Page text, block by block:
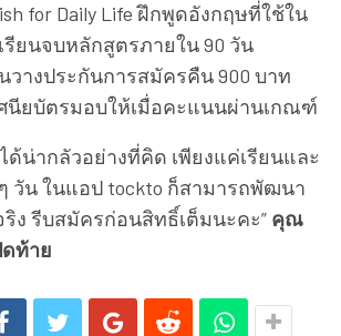
for Daily Life ฝึกพูดอังกฤษที่ใช้ใน
รียนจบหลักสูตรภายใน 90 วัน
วางประกันการสมัครคืน 900 บาท
นียบัตรมอบให้เมื่อคะแนนผ่านเกณฑ์
ด้น่ากลัวอย่างที่คิด เพียงแค่เรียนและ
วัน ในแอป tockto ก็สามารถพัฒนา
ง รีบสมัครก่อนสิทธิ์เต็มนะคะ” คุณ
ท้าย